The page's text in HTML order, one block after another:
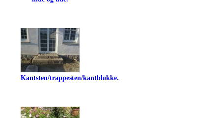
Kantsten/trappesten/kantblokke.